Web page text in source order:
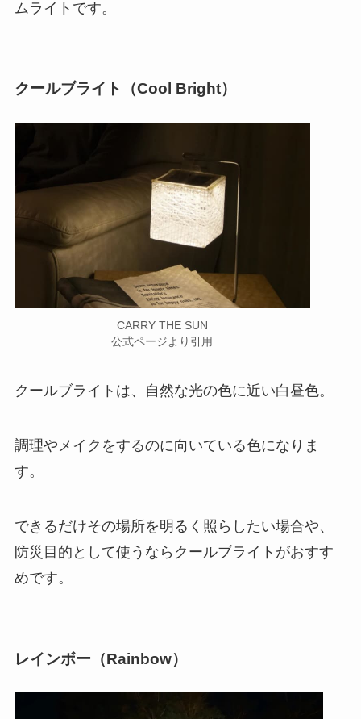
ムライトです。
クールブライト（Cool Bright）
CARRY THE SUN
公式ページより引用
クールブライトは、自然な光の色に近い白昼色。
調理やメイクをするのに向いている色になりま
す。
できるだけその場所を明るく照らしたい場合や、
防災目的として使うならクールブライトがおすす
めです。
レインボー（Rainbow）